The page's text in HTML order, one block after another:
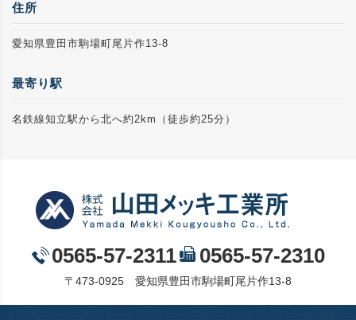
住所
愛知県豊田市駒場町尾片作13-8
最寄り駅
名鉄線知立駅から北へ約2km（徒歩約25分）
0565-57-2311 0565-57-2310
〒473-0925 愛知県豊田市駒場町尾片作13-8